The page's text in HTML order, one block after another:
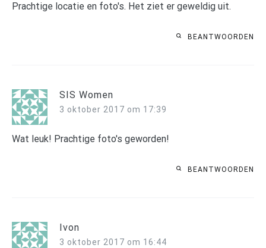
Prachtige locatie en foto's. Het ziet er geweldig uit.
BEANTWOORDEN
SIS Women
3 oktober 2017 om 17:39
Wat leuk! Prachtige foto's geworden!
BEANTWOORDEN
Ivon
3 oktober 2017 om 16:44